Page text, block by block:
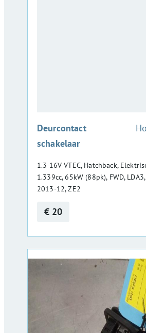
Deurcontact
schakelaar
:
1.3 16V VTEC, Hatchback,
1.339cc, 65kW (88pk), FWD,
2013-12, ZE2
€ 20